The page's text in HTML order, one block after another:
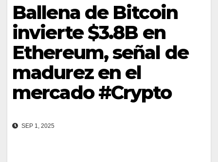
Ballena de Bitcoin
invierte $3.8B en
Ethereum, señal de
madurez en el
mercado #Crypto
SEP 1, 2025